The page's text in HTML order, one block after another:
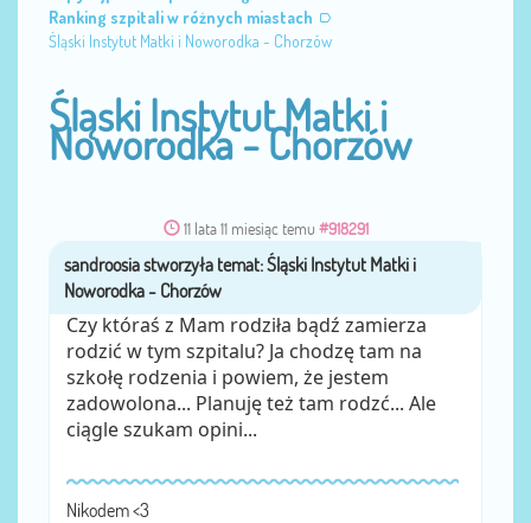
Ranking szpitali w różnych miastach
Śląski Instytut Matki i Noworodka - Chorzów
Śląski Instytut Matki i
Noworodka - Chorzów
11 lata 11 miesiąc temu #918291
przezsandroosia
Czy któraś z Mam rodziła bądź zamierza
rodzić w tym szpitalu? Ja chodzę tam na
szkołę rodzenia i powiem, że jestem
zadowolona... Planuję też tam rodzć... Ale
ciągle szukam opini...
Nikodem <3